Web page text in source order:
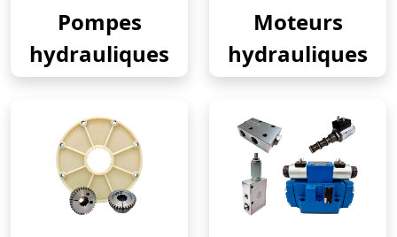
Pompes
hydrauliques
Moteurs
hydrauliques